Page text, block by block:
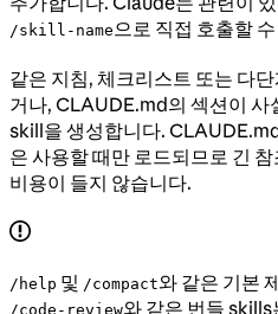
/skill-name으로 직접 호출할
같은 지침, 체크리스트 또는 다
거나, CLAUDE.md의 섹션이 사
skill을 생성합니다.
은 사용할 때만 로드되므로 긴
비용이 들지 않습니다.
/help 및 /compact와 같은 기본
/code-review와 같은 번들 skills